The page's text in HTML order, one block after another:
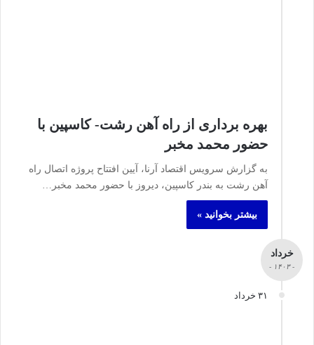
بهره برداری از راه آهن رشت- کاسپین با
حضور محمد مخبر
به گزارش سرویس اقتصاد آرنا، آیین افتتاح پروژه اتصال راه‌
آهن رشت به بندر کاسپین، دیروز با حضور محمد مخبر…
بیشتر بخوانید »
خرداد
- ۱۴۰۳ -
۳۱ خرداد